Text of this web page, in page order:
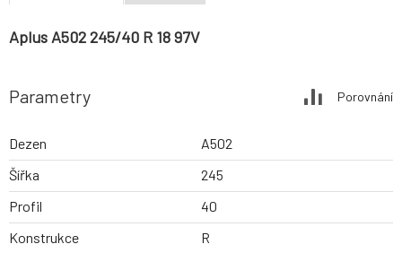
Aplus A502 245/40 R 18 97V
Parametry Porovnání
Dezen
A502
Šířka
245
Profil
40
Konstrukce
R